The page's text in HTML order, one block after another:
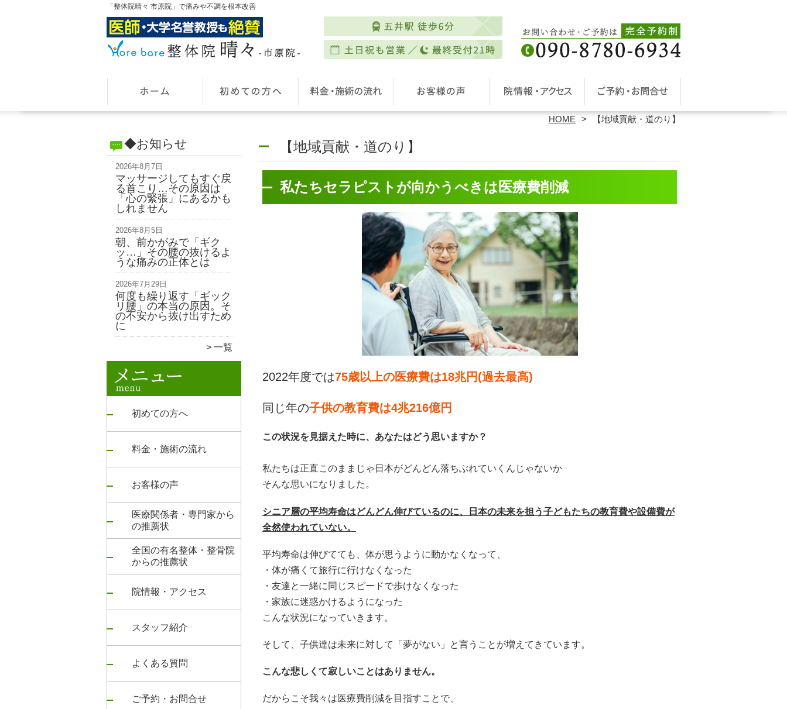
「整体院晴々 市原院」で痛みや不調を根本改善
HOME 【地域貢献・道のり】
◆お知らせ
2026年8月7日
マッサージしてもすぐ戻
る首こり…その原因は
「心の緊張」にあるかも
しれません
2026年8月5日
朝、前かがみで「ギク
ッ…」その腰の抜けるよ
うな痛みの正体とは
2026年7月29日
何度も繰り返す「ギック
リ腰」の本当の原因。そ
の不安から抜け出すため
に
一覧
初めての方へ
料金・施術の流れ
お客様の声
医療関係者・専門家から
の推薦状
全国の有名整体・整骨院
からの推薦状
院情報・アクセス
スタッフ紹介
よくある質問
ご予約・お問合せ
【地域貢献・道のり】
私たちセラピストが向かうべきは医療費削減
2022年度では75歳以上の医療費は18兆円(過去最高)
同じ年の子供の教育費は4兆216億円
この状況を見据えた時に、あなたはどう思いますか？
私たちは正直このままじゃ日本がどんどん落ちぶれていくんじゃないか
そんな思いになりました。
シニア層の平均寿命はどんどん伸びているのに、日本の未来を担う子どもたちの教育費や設備費が
全然使われていない。
平均寿命は伸びてても、体が思うように動かなくなって、
・体が痛くて旅行に行けなくなった
・友達と一緒に同じスピードで歩けなくなった
・家族に迷惑かけるようになった
こんな状況になっていきます。
そして、子供達は未来に対して「夢がない」と言うことが増えてきています。
こんな悲しくて寂しいことはありません。
だからこそ我々は医療費削減を目指すことで、